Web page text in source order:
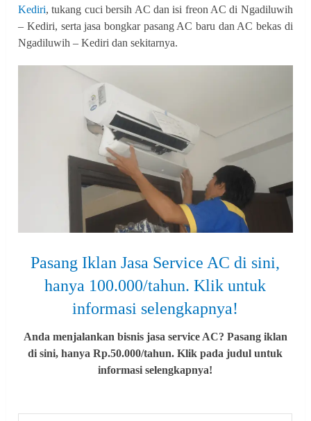
Kediri, tukang cuci bersih AC dan isi freon AC di Ngadiluwih
– Kediri, serta jasa bongkar pasang AC baru dan AC bekas di
Ngadiluwih – Kediri dan sekitarnya.
Pasang Iklan Jasa Service AC di sini,
hanya 100.000/tahun. Klik untuk
informasi selengkapnya!
Anda menjalankan bisnis jasa service AC? Pasang iklan
di sini, hanya Rp.50.000/tahun. Klik pada judul untuk
informasi selengkapnya!